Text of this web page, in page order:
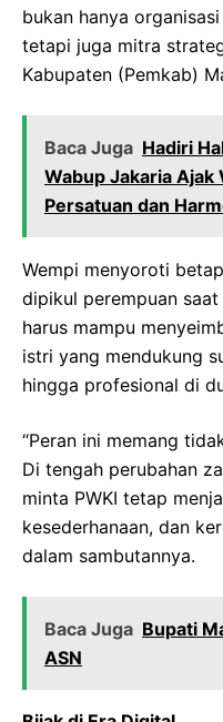
bukan hanya
tetapi juga mitra
Kabupaten (Pemkab)
Baca Juga Hadiri
Wabup Jakaria Ajak
Persatuan dan
Wempi menyoroti
dipikul perempuan
harus mampu
istri yang mendukung
hingga profesional di
“Peran ini memang
Di tengah perubahan
minta PWKI tetap
kesederhanaan, dan
dalam sambutannya.
Baca Juga Bupati
ASN